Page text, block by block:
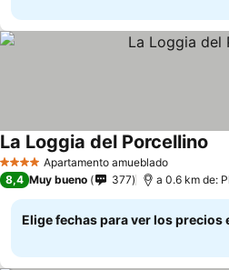
4 EstrellasApartamento amueblado
La Loggia del Porcellino
8,4 Muy bueno 377 a 0.6 km de:
Elige fechas para ver los precios